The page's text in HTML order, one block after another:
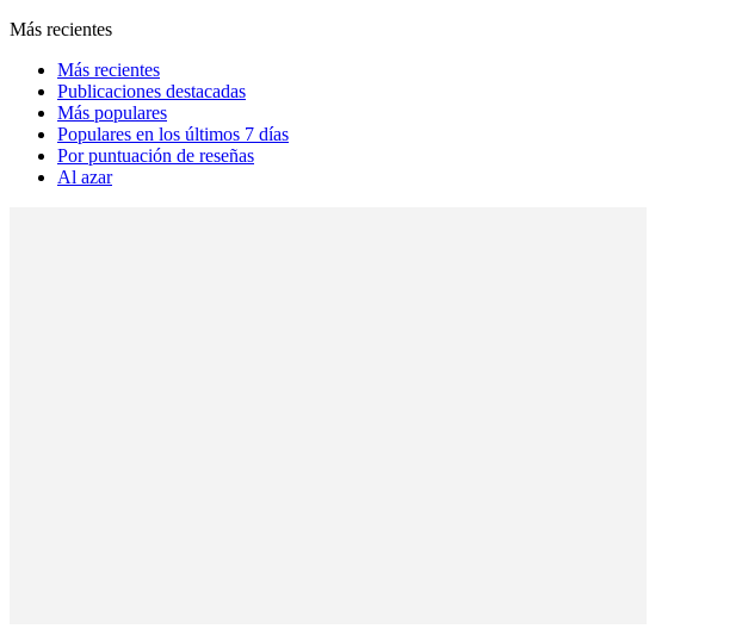
Más recientes
Más recientes
Publicaciones destacadas
Más populares
Populares en los últimos 7 días
Por puntuación de reseñas
Al azar